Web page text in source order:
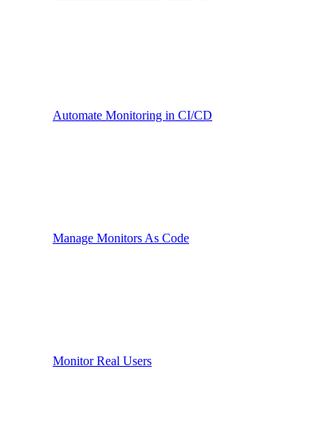
Automate Monitoring in CI/CD
Manage Monitors As Code
Monitor Real Users